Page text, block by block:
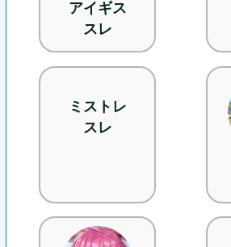
アイギス
スレ
ミストレ
スレ